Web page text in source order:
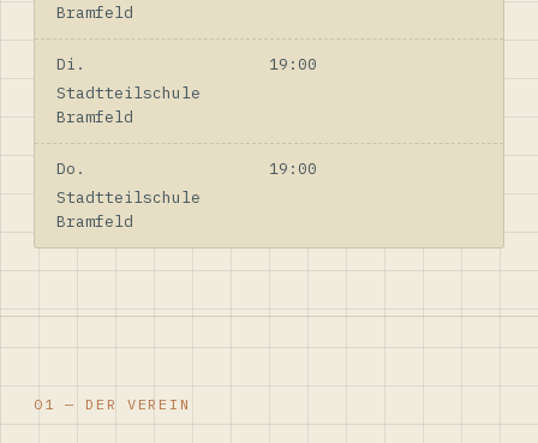
Bramfeld
Di.
19:00
Stadtteilschule
Bramfeld
Do.
19:00
Stadtteilschule
Bramfeld
01 — DER VEREIN